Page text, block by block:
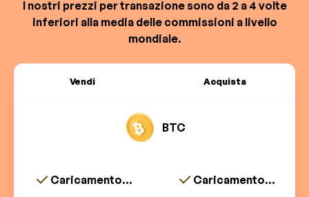
I nostri prezzi per transazione sono da 2 a 4 volte
inferiori alla media delle commissioni a livello
mondiale.
Vendi Acquista
BTC
Caricamento... Caricamento...